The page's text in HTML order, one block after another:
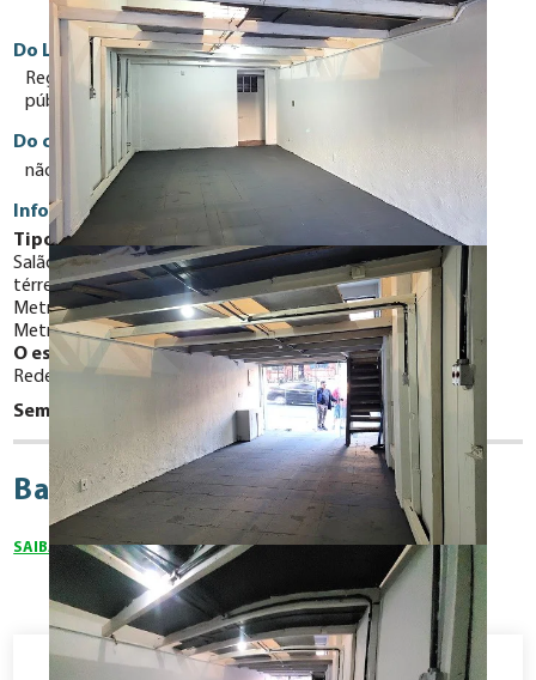
Do Local
Região com densidade demográfica média, transporte
público no entorno e comércio de bairro.
Do condomínio
não há
Informações Gerais
Tipo do espaço:
Salão
térreoº Andar
Metragem frente: 3,00
Metragem fundos: 10,00
O espaço possui:
Rede elétrica Bifasica
Iluminação Lavabo
Sem mobília
Bairro Liberdade
SAIBA MAIS SOBRE O BAIRRO